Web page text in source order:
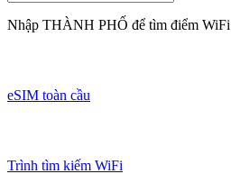
Nhập THÀNH PHỐ để tìm điểm WiFi
eSIM toàn cầu
Trình tìm kiếm WiFi